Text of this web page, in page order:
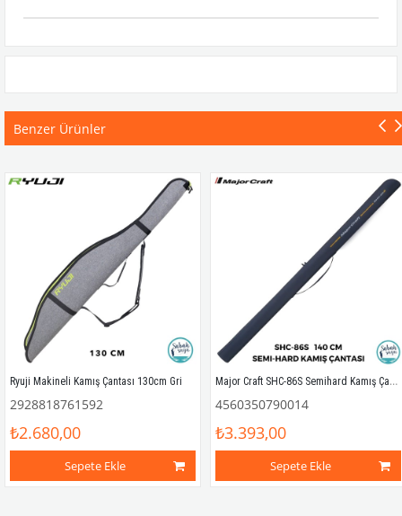
Benzer Ürünler
Ryuji Makineli Kamış Çantası 130cm Gri
2928818761592
₺2.680,00
Sepete Ekle
Major Craft SHC-86S Semihard Kamış Çantası 140cm
4560350790014
₺3.393,00
Sepete Ekle